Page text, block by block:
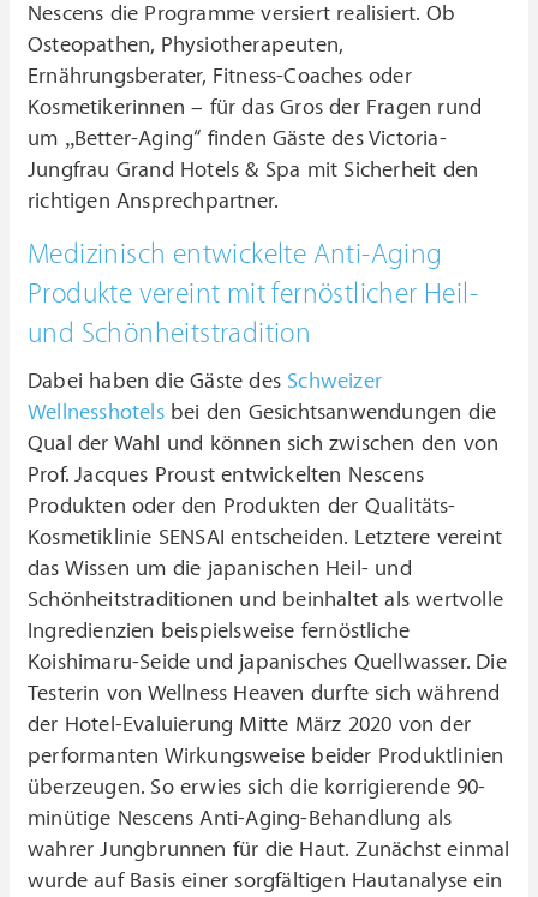
Nescens die Programme versiert realisiert. Ob
Osteopathen, Physiotherapeuten,
Ernährungsberater, Fitness-Coaches oder
Kosmetikerinnen – für das Gros der Fragen rund
um „Better-Aging“ finden Gäste des Victoria-
Jungfrau Grand Hotels & Spa mit Sicherheit den
richtigen Ansprechpartner.
Medizinisch entwickelte Anti-Aging
Produkte vereint mit fernöstlicher Heil-
und Schönheitstradition
Dabei haben die Gäste des Schweizer
Wellnesshotelsbei den Gesichtsanwendungen die
Qual der Wahl und können sich zwischen den von
Prof. Jacques Proust entwickelten Nescens
Produkten oder den Produkten der Qualitäts-
Kosmetiklinie SENSAI entscheiden. Letztere vereint
das Wissen um die japanischen Heil- und
Schönheitstraditionen und beinhaltet als wertvolle
Ingredienzien beispielsweise fernöstliche
Koishimaru-Seide und japanisches Quellwasser. Die
Testerin von Wellness Heaven durfte sich während
der Hotel-Evaluierung Mitte März 2020 von der
performanten Wirkungsweise beider Produktlinien
überzeugen. So erwies sich die korrigierende 90-
minütige Nescens Anti-Aging-Behandlung als
wahrer Jungbrunnen für die Haut. Zunächst einmal
wurde auf Basis einer sorgfältigen Hautanalyse ein